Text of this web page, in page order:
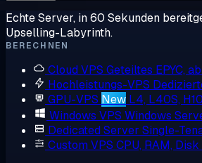
Echte Server, in 60 Sekunden
Upselling-Labyrinth.
BERECHNEN
Cloud VPS Geteiltes EPYC,
Hochleistungs-VPS
GPU-VPS New L4, L40S,
Windows VPS Windows
Dedicated Server Single-
Custom VPS CPU, RAM,